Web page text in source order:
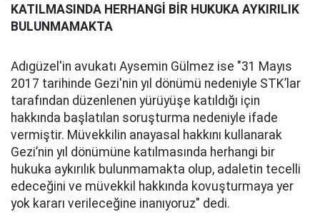
KATILMASINDA HERHANGİ BİR HUKUKA AYKIRILIK
BULUNMAMAKTA
Adıgüzel'in avukatı Aysemin Gülmez ise "31 Mayıs
2017 tarihinde Gezi'nin yıl dönümü nedeniyle STK’lar
tarafından düzenlenen yürüyüşe katıldığı için
hakkında başlatılan soruşturma nedeniyle ifade
vermiştir. Müvekkilin anayasal hakkını kullanarak
Gezi’nin yıl dönümüne katılmasında herhangi bir
hukuka aykırılık bulunmamakta olup, adaletin tecelli
edeceğini ve müvekkil hakkında kovuşturmaya yer
yok kararı verileceğine inanıyoruz" dedi.